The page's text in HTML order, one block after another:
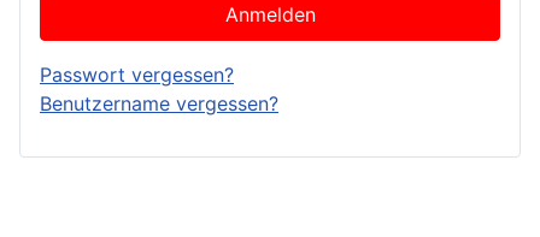
Anmelden
Passwort vergessen?
Benutzername vergessen?